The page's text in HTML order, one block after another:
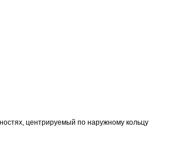
центрируемый по наружному кольцу